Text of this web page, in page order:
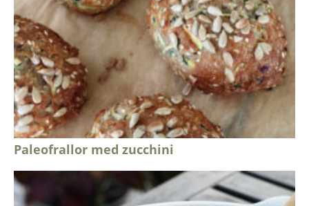
Paleofrallor med zucchini